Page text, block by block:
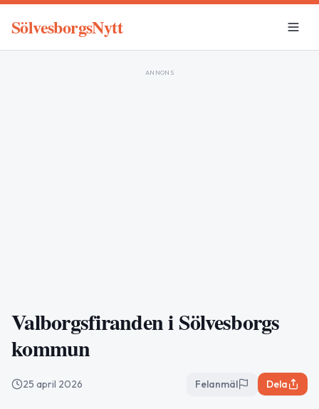
SölvesborgsNytt
ANNONS
Valborgsfiranden i Sölvesborgs
kommun
25 april 2026 Felanmäl Dela